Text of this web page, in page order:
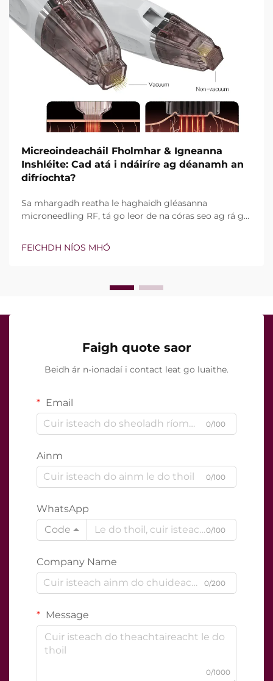
Micreoindeacháil Fholmhar & Igneanna
Inshléite: Cad atá i ndáiríre ag déanamh an
difríochta?
Sa mhargadh reatha le haghaidh gléasanna
microneedling RF, tá go leor de na córas seo ag rá go
Áfach, níl an cheist fíor i ndáiríre an bhfuil na gnéithe
seo ann nó nach bhfuil, ach conas a oibríonn siad go
FEICHDH NÍOS MHÓ
Faigh quote saor
Beidh ár n-ionadaí i contact leat go luaithe.
Email
0/100
Ainm
0/100
WhatsApp
Code
0/100
Company Name
0/200
Message
0/1000